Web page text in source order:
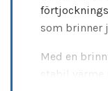
som brinner
Med en
stabil